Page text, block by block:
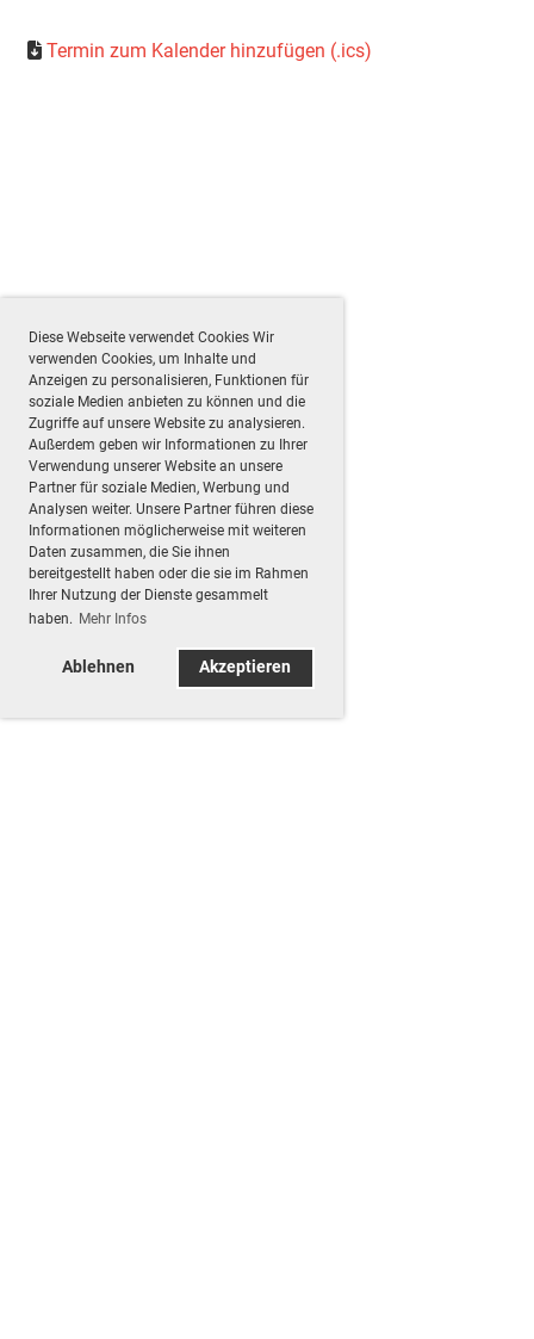
Diese Webseite verwendet Cookies Wir
verwenden Cookies, um Inhalte und
Anzeigen zu personalisieren, Funktionen für
soziale Medien anbieten zu können und die
Zugriffe auf unsere Website zu analysieren.
Außerdem geben wir Informationen zu Ihrer
Verwendung unserer Website an unsere
Partner für soziale Medien, Werbung und
Analysen weiter. Unsere Partner führen diese
Informationen möglicherweise mit weiteren
Daten zusammen, die Sie ihnen
bereitgestellt haben oder die sie im Rahmen
Ihrer Nutzung der Dienste gesammelt
haben. Mehr Infos
Ablehnen Akzeptieren
Termin zum Kalender hinzufügen (.ics)